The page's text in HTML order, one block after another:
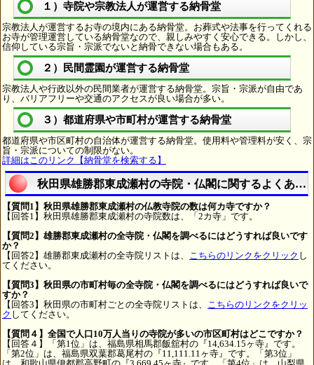
１）寺院や宗教法人が運営する納骨堂
宗教法人が運営するお寺の境内にある納骨堂。お葬式や法事を行ってくれる
お寺が管理運営している納骨堂なので、親しみやすく安心できる。しかし、
信仰している宗旨・宗派でないと納骨できない場合もある。
２）民間霊園が運営する納骨堂
宗教法人や行政以外の民間業者が運営する納骨堂。宗旨・宗派が自由であ
り、バリアフリーや交通のアクセスが良い場合が多い。
３）都道府県や市町村が運営する納骨堂
都道府県や市区町村の自治体が運営する納骨堂。使用料や管理料が安く、宗
旨・宗派についての制限がない。
詳細はこのリンク【納骨堂を検索する】
秋田県雄勝郡東成瀬村の寺院・仏閣に関するよくある
【質問1】秋田県雄勝郡東成瀬村の仏教寺院の数は何カ寺ですか？
【回答1】秋田県雄勝郡東成瀬村の寺院数は、「2カ寺」です。
【質問2】雄勝郡東成瀬村の全寺院・仏閣を調べるにはどうすれば良いです
か？
【回答2】雄勝郡東成瀬村の全寺院リストは、 こちらのリンクをクリック し
てください。
【質問3】秋田県の市町村毎の全寺院・仏閣を調べるにはどうすれば良いで
すか？
【回答3】秋田県の市町村ごとの全寺院リストは、 こちらのリンクをクリッ
ク してください。
【質問４】全国で人口10万人当りの寺院が多いの市区町村はどこですか？
【回答４】「第1位」は、福島県相馬郡飯舘村の『14,634.15ヶ寺』です。
「第2位」は、福島県双葉郡葛尾村の『11,111.11ヶ寺』です。「第3位」